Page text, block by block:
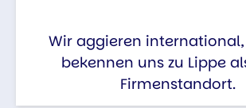
Wir aggieren
bekennen uns zu Lippe
Firmenstandort.